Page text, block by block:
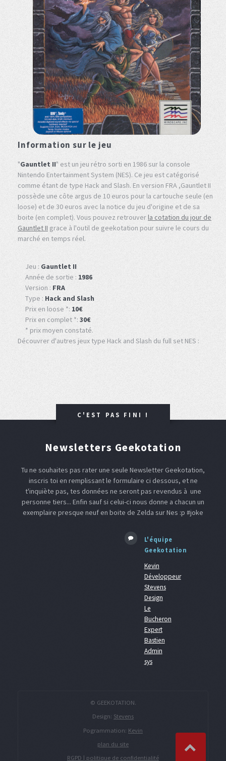
Information sur le jeu
"Gauntlet II" est un jeu rétro sorti en 1986 sur la console
Nintendo Entertainment System (NES). Ce jeu est catégorisé
comme étant de type Hack and Slash. En version FRA ,Gauntlet II
possède une côte argus de 10 euros pour la cartouche seule (en
loose) et de 30 euros avec la notice du jeu d'origine et de sa
boite (en complet). Vous pouvez retrouverla cotation du jour de
Gauntlet II grace à l'outil de geekotation pour suivre le cours du
marché en temps réel.
Jeu : Gauntlet II
Année de sortie : 1986
Version : FRA
Type : Hack and Slash
Prix en loose *: 10€
Prix en complet *: 30€
* prix moyen constaté.
Découvrer d'autres jeux type Hack and Slash du full set NES :
C'EST PAS FINI !
Newsletters Geekotation
Tu ne souhaites pas rater une seule Newsletter Geekotation,
inscris toi en remplissant le formulaire ci dessous, et ne
t'inquiète pas, tes données ne seront pas revendus à une
personne tiers... Enfin sauf si celui-ci nous donne a chacun un
exemplaire presque neuf en boite de Zelda sur Nes :p #joke
L'équipe
Geekotation
Kevin
Développeur
Stevens
Design
Le
Bucheron
Expert
Bastien
Admin
sys
© GEEKOTATION.
Design: Stevens
Pogrammation: Kevin
plan du site
RGPD | politique de confidentialité